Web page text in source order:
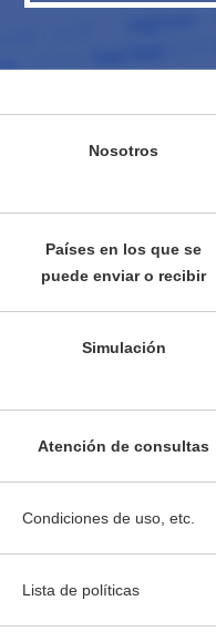
Nosotros
Países en los que se
puede enviar o recibir
Simulación
Atención de consultas
Condiciones de uso, etc.
Lista de políticas